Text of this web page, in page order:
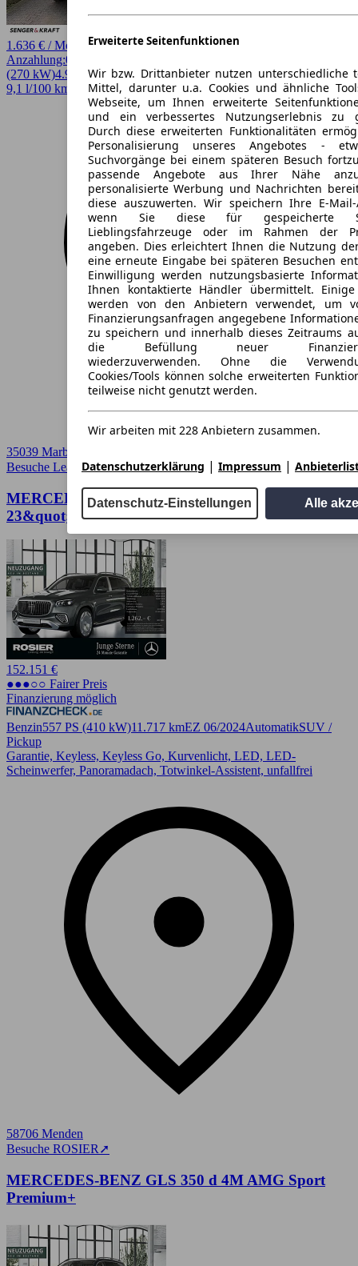
1.636 € / Monat
Anzahlung:0,00 €
(270 kW)4.900 kmEZ 03/2026AutomatikSUV / Pickup4 Türen
9,1 l/100 km (komb.)* · 240 g/km CO2* · CO2-Klasse G
35039 Marburg
Besuche Leasingmarkt➚
MERCEDES-BENZ GLS 600 Maybach FirstClass
23&quot; Facelift
152.151 €
●●●○○ Fairer Preis
Finanzierung möglich
Benzin557 PS (410 kW)11.717 kmEZ 06/2024AutomatikSUV /
Pickup
Garantie, Keyless, Keyless Go, Kurvenlicht, LED, LED-
Scheinwerfer, Panoramadach, Totwinkel-Assistent, unfallfrei
58706 Menden
Besuche ROSIER➚
MERCEDES-BENZ GLS 350 d 4M AMG Sport
Premium+
Erweiterte Seitenfunktionen
Wir bzw. Drittanbieter nutzen unterschiedliche
Mittel, darunter u.a. Cookies und ähnliche
Webseite, um Ihnen erweiterte
und ein verbessertes Nutzungserlebnis zu
Durch diese erweiterten Funktionalitäten
Personalisierung unseres Angebotes -
Suchvorgänge bei einem späteren Besuch
passende Angebote aus Ihrer Nähe
personalisierte Werbung und Nachrichten
diese auszuwerten. Wir speichern Ihre E-Mail-
wenn Sie diese für gespeicherte
Lieblingsfahrzeuge oder im Rahmen der
angeben. Dies erleichtert Ihnen die Nutzung
eine erneute Eingabe bei späteren Besuchen
Einwilligung werden nutzungsbasierte
Ihnen kontaktierte Händler übermittelt. Einige
werden von den Anbietern verwendet, um
Finanzierungsanfragen angegebene
zu speichern und innerhalb dieses Zeitraums
die Befüllung neuer
wiederzuverwenden. Ohne die
Cookies/Tools können solche erweiterten
teilweise nicht genutzt werden.
Wir arbeiten mit 228 Anbietern zusammen.
Datenschutzerklärung | Impressum |
Datenschutz-Einstellungen Alle